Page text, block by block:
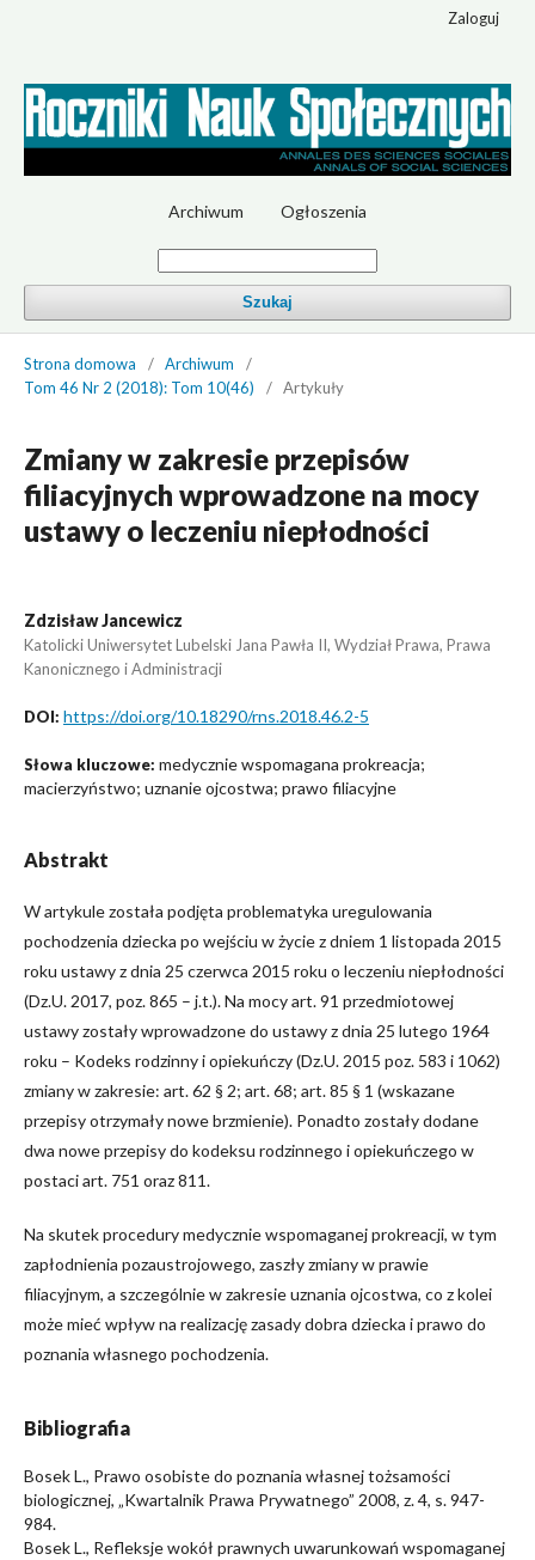
Archiwum Ogłoszenia
Szukaj
Zaloguj
Strona domowa / Archiwum
/
Tom 46 Nr 2 (2018): Tom 10(46)
/ Artykuły
Zmiany w zakresie przepisów
filiacyjnych wprowadzone na mocy
ustawy o leczeniu niepłodności
Zdzisław Jancewicz
Katolicki Uniwersytet Lubelski Jana Pawła II, Wydział Prawa, Prawa
Kanonicznego i Administracji
DOI: https://doi.org/10.18290/rns.2018.46.2-5
Słowa kluczowe: medycznie wspomagana prokreacja;
macierzyństwo; uznanie ojcostwa; prawo filiacyjne
Abstrakt
W artykule została podjęta problematyka uregulowania
pochodzenia dziecka po wejściu w życie z dniem 1 listopada 2015
roku ustawy z dnia 25 czerwca 2015 roku o leczeniu niepłodności
(Dz.U. 2017, poz. 865 – j.t.). Na mocy art. 91 przedmiotowej
ustawy zostały wprowadzone do ustawy z dnia 25 lutego 1964
roku – Kodeks rodzinny i opiekuńczy (Dz.U. 2015 poz. 583 i 1062)
zmiany w zakresie: art. 62 § 2; art. 68; art. 85 § 1 (wskazane
przepisy otrzymały nowe brzmienie). Ponadto zostały dodane
dwa nowe przepisy do kodeksu rodzinnego i opiekuńczego w
postaci art. 751 oraz 811.
Na skutek procedury medycznie wspomaganej prokreacji, w tym
zapłodnienia pozaustrojowego, zaszły zmiany w prawie
filiacyjnym, a szczególnie w zakresie uznania ojcostwa, co z kolei
może mieć wpływ na realizację zasady dobra dziecka i prawo do
poznania własnego pochodzenia.
Bibliografia
Bosek L., Prawo osobiste do poznania własnej tożsamości
biologicznej, „Kwartalnik Prawa Prywatnego” 2008, z. 4, s. 947-
984.
Bosek L., Refleksje wokół prawnych uwarunkowań wspomaganej